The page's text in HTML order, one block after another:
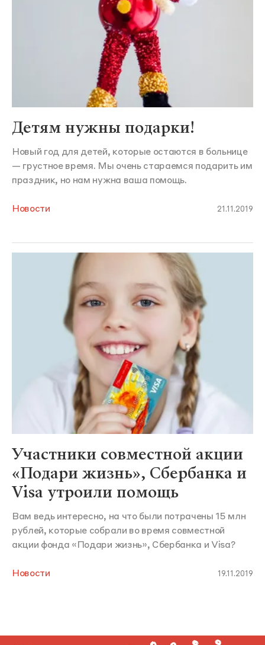
Детям нужны подарки!
Новый год для детей, которые остаются в больнице
— грустное время. Мы очень стараемся подарить им
праздник, но нам нужна ваша помощь.
Новости 21.11.2019
Участники совместной акции
«Подари жизнь», Сбербанка и
Visa утроили помощь
Вам ведь интересно, на что были потрачены 15 млн
рублей, которые собрали во время совместной
акции фонда «Подари жизнь», Сбербанка и Visa?
Новости 19.11.2019